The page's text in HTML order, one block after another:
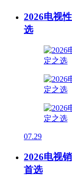
2026电视
选
07.29
2026电视
首选